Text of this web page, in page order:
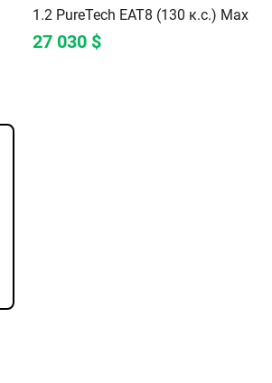
1.2 PureTech EAT8 (130 к.с.) Max
27 030 $